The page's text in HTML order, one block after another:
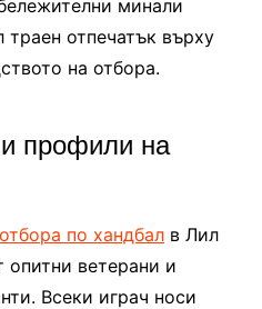
минали
траен отпечатък върху
на отбора.
профили на
по хандбалв Лил
ветерани и
Всеки играч носи